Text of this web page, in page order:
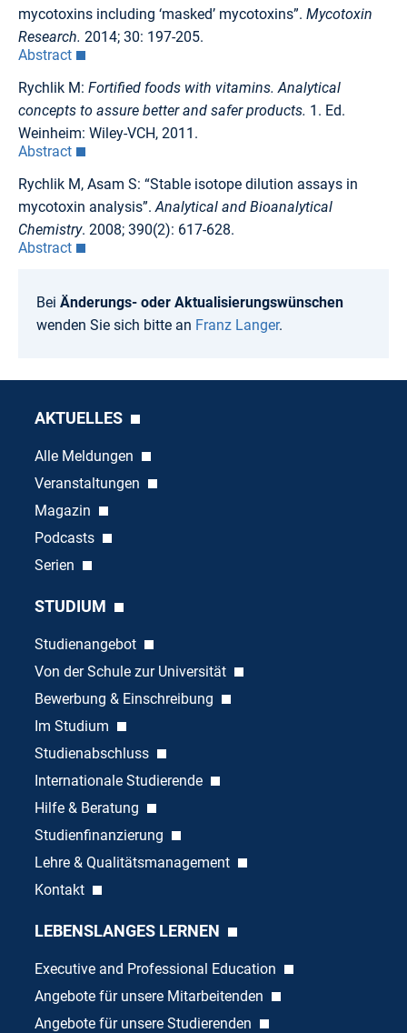
mycotoxins including ‘masked’ mycotoxins”. Mycotoxin
Research. 2014; 30: 197-205.
Abstract
Rychlik M: Fortified foods with vitamins. Analytical
concepts to assure better and safer products. 1. Ed.
Weinheim: Wiley-VCH, 2011.
Abstract
Rychlik M, Asam S: “Stable isotope dilution assays in
mycotoxin analysis”. Analytical and Bioanalytical
Chemistry. 2008; 390(2): 617-628.
Abstract
Bei Änderungs- oder Aktualisierungswünschen
wenden Sie sich bitte an Franz Langer.
AKTUELLES
Alle Meldungen
Veranstaltungen
Magazin
Podcasts
Serien
STUDIUM
Studienangebot
Von der Schule zur Universität
Bewerbung & Einschreibung
Im Studium
Studienabschluss
Internationale Studierende
Hilfe & Beratung
Studienfinanzierung
Lehre & Qualitätsmanagement
Kontakt
LEBENSLANGES LERNEN
Executive and Professional Education
Angebote für unsere Mitarbeitenden
Angebote für unsere Studierenden